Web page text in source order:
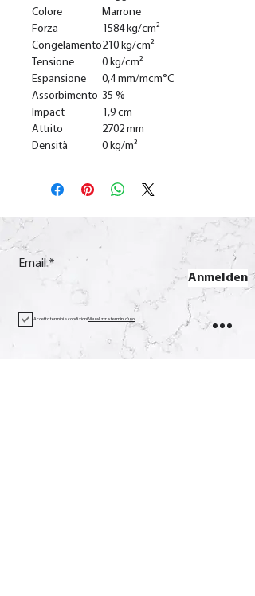
Colore
Marrone
Forza
1584 kg/cm²
Congelamento210 kg/cm²
Tensione
0 kg/cm²
Espansione
0,4 mm/mcm°C
Assorbimento 35 %
Impact
1,9 cm
Attrito
2702 mm
Densità
0 kg/m³
Email
Anmelden
Accetto termini e condizioniVisualizza termini d'uso